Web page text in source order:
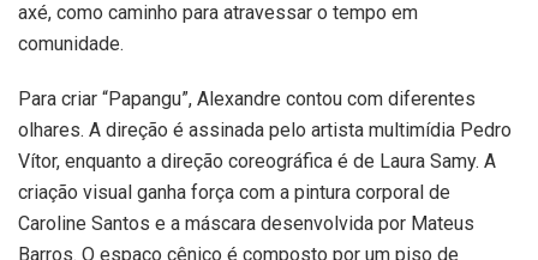
axé, como caminho para atravessar o tempo em
comunidade.
Para criar “Papangu”, Alexandre contou com diferentes
olhares. A direção é assinada pelo artista multimídia Pedro
Vítor, enquanto a direção coreográfica é de Laura Samy. A
criação visual ganha força com a pintura corporal de
Caroline Santos e a máscara desenvolvida por Mateus
Barros. O espaço cênico é composto por um piso de